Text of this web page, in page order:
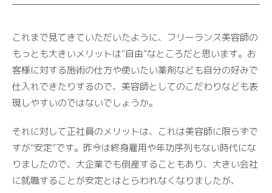
これまで見てきていただいたように、フリーランス美容師の
もっとも大きいメリットは“自由”なところだと思います。お
客様に対する施術の仕方や使いたい薬剤なども自分の好みで
仕入れできたりするので、美容師としてのこだわりなども表
現しやすいのではないでしょうか。
それに対して正社員のメリットは、これは美容師に限らずで
すが“安定”です。昨今は終身雇用や年功序列もない時代にな
りましたので、大企業でも倒産することもあり、大きい会社
に就職することが安定とはとらわれなくなりましたが、